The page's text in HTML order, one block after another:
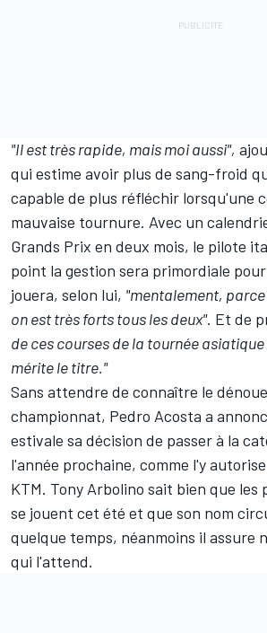
"Il est très rapide, mais moi aussi",
qui estime avoir plus de sang-froid
capable de plus réfléchir lorsqu'une
mauvaise tournure. Avec un
Grands Prix en deux mois, le pilote
point la gestion sera primordiale
jouera, selon lui, "mentalement,
on est très forts tous les deux". Et de
de ces courses de la tournée
mérite le titre."
Sans attendre de connaître le
championnat, Pedro Acosta a
estivale sa décision de passer à la
l'année prochaine, comme l'y
KTM. Tony Arbolino sait bien que les
se jouent cet été et que son nom
quelque temps, néanmoins il assure
qui l'attend.